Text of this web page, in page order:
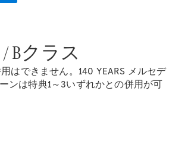
Bクラス
はできません。140 YEARS メルセデ
ンは特典1～3いずれかとの併用が可